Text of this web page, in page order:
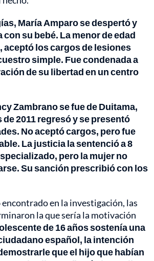
María Amparo se despertó y
su bebé. La menor de edad
aceptó los cargos de lesiones
simple. Fue condenada a
de su libertad en un centro
Zambrano se fue de Duitama,
2011 regresó y se presentó
No aceptó cargos, pero fue
La justicia la sentenció a 8
pero la mujer no
Su sanción prescribió con los
en la investigación, las
la que sería la motivación
de 16 años sostenía una
español, la intención
que el hijo que habían